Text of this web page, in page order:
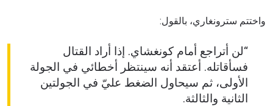
واختتم سترونغاري، بالقول:
“لن أتراجع أمام كونغشاي. إذا أراد القتال
فسأقاتله. أعتقد أنه سينتظر أخطائي في الجولة
الأولى، ثم سيحاول الضغط عليّ في الجولتين
الثانية والثالثة.
إشترك
بإرسال هذا النموذج، فإنك توافق على جمعنا لمعلوماتك
واستخدامها والإفصاح عنها بموجبسياسة الخصوصية
يمكنك إلغاء الاشتراك في هذه المنشورات في أي وقت.